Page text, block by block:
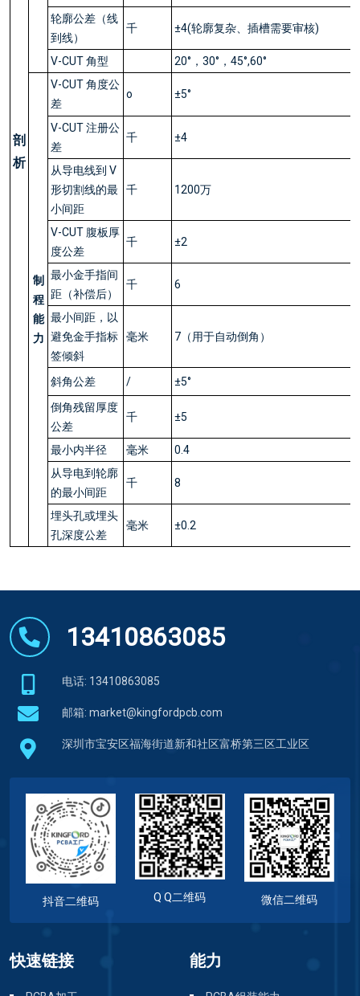
剖
析
轮廓公差（线
到线）
千 ±4(轮廓复杂、插槽需要审核)
V-CUT 角型 20°，30°，45°,60°
制
程
能
力
V-CUT 角度公
差
o ±5°
V-CUT 注册公
差
千 ±4
从导电线到 V
形切割线的最
小间距
千 1200万
V-CUT 腹板厚
度公差
千 ±2
最小金手指间
距（补偿后）
千 6
最小间距，以
避免金手指标
签倾斜
毫米 7（用于自动倒角）
斜角公差 /
±5°
倒角残留厚度
公差
千 ±5
最小内半径 毫米
0.4
从导电到轮廓
的最小间距
千 8
埋头孔或埋头
孔深度公差
毫米 ±0.2
13410863085
电话: 13410863085
邮箱: market@kingfordpcb.com
深圳市宝安区福海街道新和社区富桥第三区工业区
抖音二维码 Q Q二维码 微信二维码
快速链接 能力